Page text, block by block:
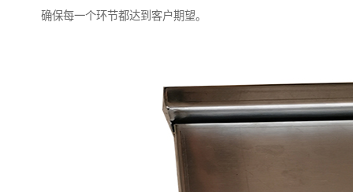
确保每一个环节都达到客户期望。